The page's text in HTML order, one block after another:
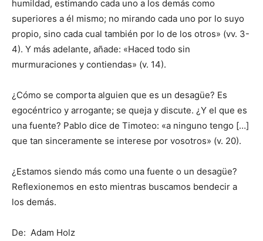
humildad, estimando cada uno a los demás como
superiores a él mismo; no mirando cada uno por lo suyo
propio, sino cada cual también por lo de los otros» (vv. 3-
4). Y más adelante, añade: «Haced todo sin
murmuraciones y contiendas» (v. 14).
¿Cómo se comporta alguien que es un desagüe? Es
egocéntrico y arrogante; se queja y discute. ¿Y el que es
una fuente? Pablo dice de Timoteo: «a ninguno tengo […]
que tan sinceramente se interese por vosotros» (v. 20).
¿Estamos siendo más como una fuente o un desagüe?
Reflexionemos en esto mientras buscamos bendecir a
los demás.
De: Adam Holz